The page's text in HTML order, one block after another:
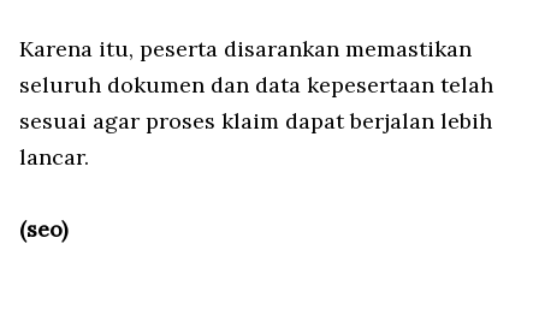
Karena itu, peserta disarankan memastikan
seluruh dokumen dan data kepesertaan telah
sesuai agar proses klaim dapat berjalan lebih
lancar.
(seo)